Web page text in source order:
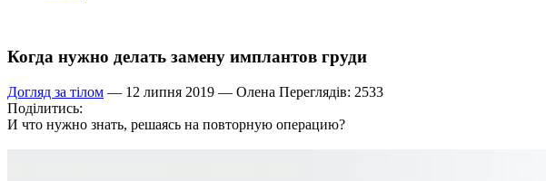
Когда нужно делать замену имплантов груди
Догляд за тілом — 12 липня 2019 — Олена Переглядів: 2533
Поділитись:
И что нужно знать, решаясь на повторную операцию?